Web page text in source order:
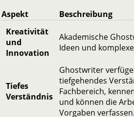
Aspekt
Beschreibung
Kreativität
und
Innovation
Akademische
Ideen und
Tiefes
Verständnis
Ghostwriter
tiefgehendes
Fachbereich,
und können die
Vorgaben verfassen.